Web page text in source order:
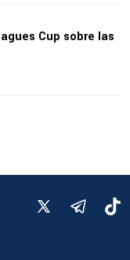
Cup sobre las